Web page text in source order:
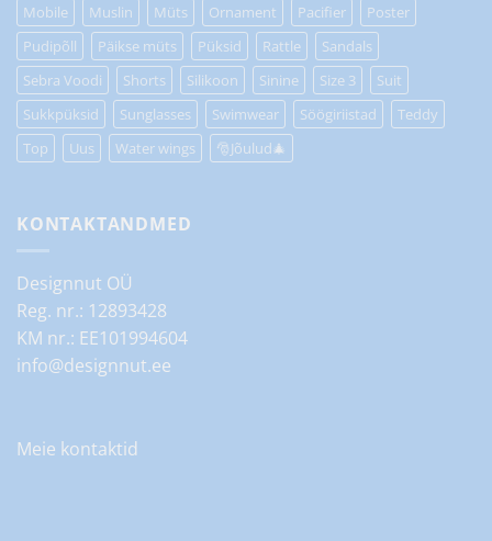
Mobile
Muslin Müts Ornament Pacifier
Poster
Pudipõll
Päikse müts Püksid Rattle
Sandals
Sebra Voodi
Shorts Silikoon Sinine Size 3
Suit
Sukkpüksid
Sunglasses Swimwear Söögiriistad
Teddy
Top
Uus Water wings 🎅Jõulud🎄
KONTAKTANDMED
Designnut OÜ
Reg. nr.: 12893428
KM nr.: EE101994604
info@designnut.ee
Meie kontaktid